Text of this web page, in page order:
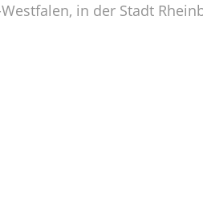
in der Stadt